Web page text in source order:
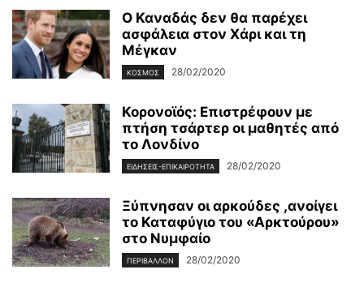
Ο Καναδάς δεν θα παρέχει
ασφάλεια στον Χάρι και τη
Μέγκαν
ΚΌΣΜΟΣ 28/02/2020
Κορονοϊός: Επιστρέφουν με
πτήση τσάρτερ οι μαθητές από
το Λονδίνο
ΕΙΔΉΣΕΙΣ-ΕΠΙΚΑΙΡΌΤΗΤΑ 28/02/2020
Ξύπνησαν οι αρκούδες ,ανοίγει
το Καταφύγιο του «Αρκτούρου»
στο Νυμφαίο
ΠΕΡΙΒΆΛΛΟΝ 28/02/2020